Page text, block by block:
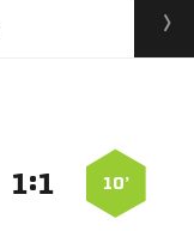
10’
: